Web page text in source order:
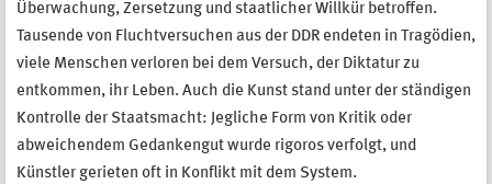
Überwachung, Zersetzung und staatlicher Willkür betroffen.
Tausende von Fluchtversuchen aus der DDR endeten in Tragödien,
viele Menschen verloren bei dem Versuch, der Diktatur zu
entkommen, ihr Leben. Auch die Kunst stand unter der ständigen
Kontrolle der Staatsmacht: Jegliche Form von Kritik oder
abweichendem Gedankengut wurde rigoros verfolgt, und
Künstler gerieten oft in Konflikt mit dem System.